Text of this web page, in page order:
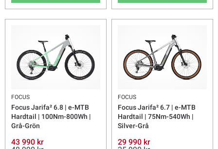
FOCUS
Focus Jarifa² 6.8 | e-MTB
Hardtail | 100Nm-800Wh |
Grå-Grön
43 990 kr
FOCUS
Focus Jarifa² 6.7 | e-MTB
Hardtail | 75Nm-540Wh |
Silver-Grå
29 990 kr